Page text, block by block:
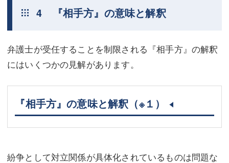
4 『相手方』の意味と解釈
弁護士が受任することを制限される『相手方』の解釈
にはいくつかの見解があります。
『相手方』の意味と解釈 （※１）
紛争として対立関係が具体化されているものは問題な